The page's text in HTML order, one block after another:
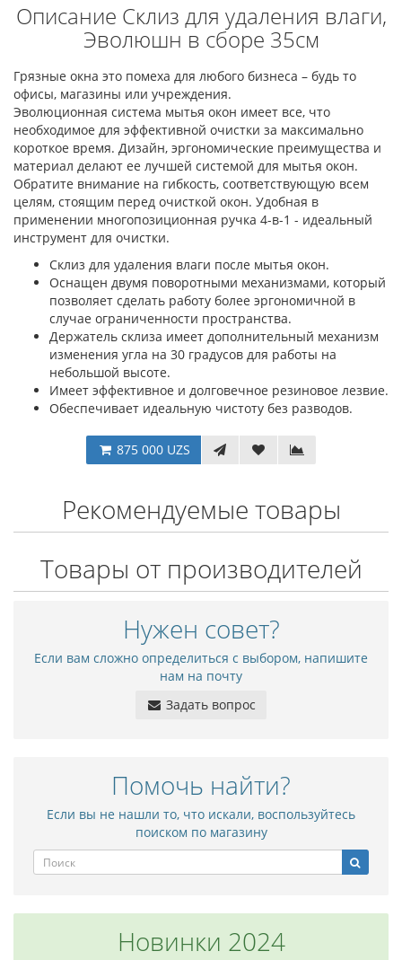
Описание Склиз для удаления влаги,
Эволюшн в сборе 35см
Грязные окна это помеха для любого бизнеса – будь то
офисы, магазины или учреждения.
Эволюционная система мытья окон имеет все, что
необходимое для эффективной очистки за максимально
короткое время. Дизайн, эргономические преимущества и
материал делают ее лучшей системой для мытья окон.
Обратите внимание на гибкость, соответствующую всем
целям, стоящим перед очисткой окон. Удобная в
применении многопозиционная ручка 4-в-1 - идеальный
инструмент для очистки.
Склиз для удаления влаги после мытья окон.
Оснащен двумя поворотными механизмами, который
позволяет сделать работу более эргономичной в
случае ограниченности пространства.
Держатель склиза имеет дополнительный механизм
изменения угла на 30 градусов для работы на
небольшой высоте.
Имеет эффективное и долговечное резиновое лезвие.
Обеспечивает идеальную чистоту без разводов.
875 000 UZS
Рекомендуемые товары
Товары от производителей
Нужен совет?
Если вам сложно определиться с выбором, напишите
нам на почту
Задать вопрос
Помочь найти?
Если вы не нашли то, что искали, воспользуйтесь
поиском по магазину
Новинки 2024